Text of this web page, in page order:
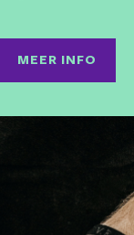
MEER INFO